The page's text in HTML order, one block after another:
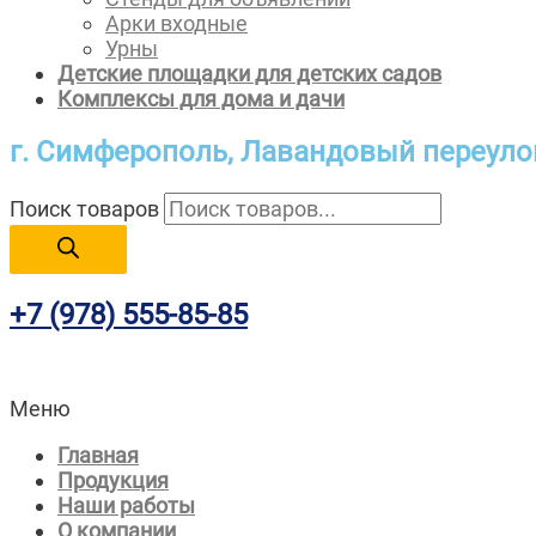
Арки входные
Урны
Детские площадки для детских садов
Комплексы для дома и дачи
г. Симферополь, Лавандовый
Поиск товаров
+7 (978) 555-85-85
Меню
Главная
Продукция
Наши работы
О компании